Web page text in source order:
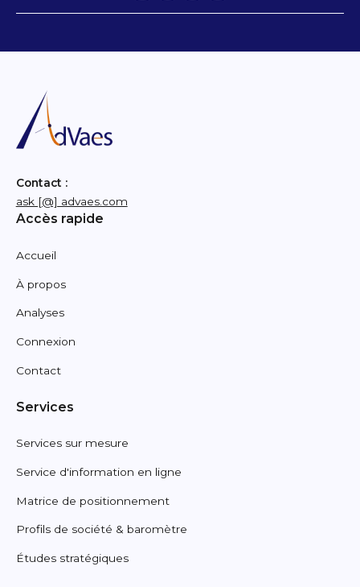
Contact :
ask [@] advaes.com
Accès rapide
Accueil
À propos
Analyses
Connexion
Contact
Services
Services sur mesure
Service d'information en ligne
Matrice de positionnement
Profils de société & baromètre
Études stratégiques